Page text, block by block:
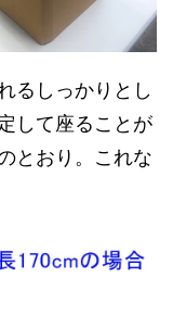
るしっかりとし
して座ることが
とおり。これな